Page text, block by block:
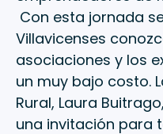
Con esta jornada
Villavicenses
asociaciones y los
un muy bajo costo.
Rural, Laura
una invitación para